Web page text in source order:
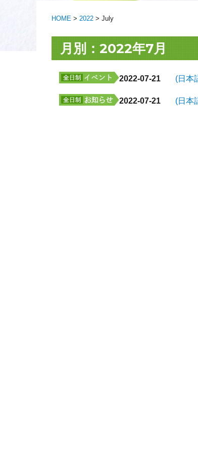
HOME > 2022 > July
月別：2022年7月
2022-07-21 (日本
2022-07-21 (日本